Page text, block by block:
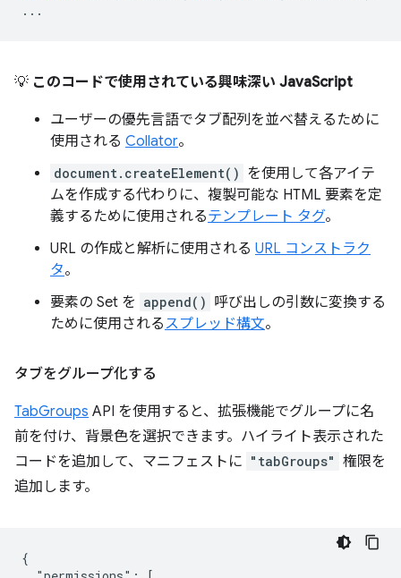
...
💡 このコードで使用されている興味深い JavaScript
ユーザーの優先言語でタブ配列を並べ替えるために
使用される Collator。
document.createElement() を使用して各アイテ
ムを作成する代わりに、複製可能な HTML 要素を定
義するために使用されるテンプレート タグ。
URL の作成と解析に使用される URL コンストラク
タ。
要素の Set を append() 呼び出しの引数に変換する
ために使用されるスプレッド構文。
タブをグループ化する
TabGroups API を使用すると、拡張機能でグループに名
前を付け、背景色を選択できます。ハイライト表示された
コードを追加して、マニフェストに "tabGroups" 権限を
追加します。
{